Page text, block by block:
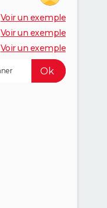
Voir un exemple
Voir un exemple
Voir un exemple